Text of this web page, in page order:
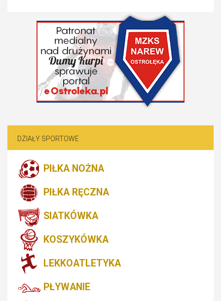
DZIAŁY SPORTOWE
PIŁKA NOŻNA
PIŁKA RĘCZNA
SIATKÓWKA
KOSZYKÓWKA
LEKKOATLETYKA
PŁYWANIE